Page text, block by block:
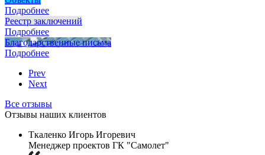
Подробнее
Реестр заключений
Подробнее
Благодарственные письма
Подробнее
Prev
Next
Все отзывы
Отзывы наших клиентов
Ткаленко Игорь Игоревич
Менеджер проектов ГК "Самолет"